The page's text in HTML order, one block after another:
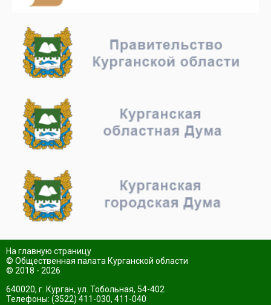
На главную страницу
© Общественная палата Курганской области
© 2018 - 2026
640020, г. Курган, ул. Тобольная, 54-402
Телефоны: (3522) 411-030, 411-040